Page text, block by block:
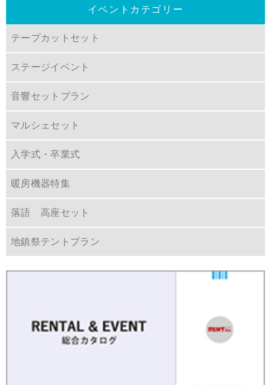
イベントカテゴリー
テープカットセット
ステージイベント
音響セットプラン
マルシェセット
入学式・卒業式
暖房機器特集
落語 高座セット
地鎮祭テントプラン